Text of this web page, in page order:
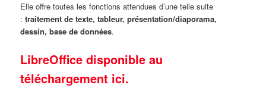
Elle offre toutes les fonctions attendues d’une telle suite
:traitement de texte, tableur, présentation/diaporama,
dessin, base de données.
LibreOffice disponible au
téléchargement ici.